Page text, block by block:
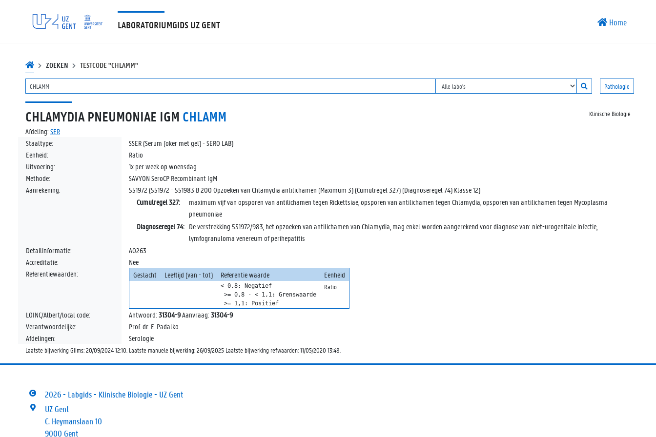
LABORATORIUMGIDS UZ GENT Home
ZOEKEN TESTCODE "CHLAMM"
Pathologie
CHLAMYDIA PNEUMONIAE IGM CHLAMM Klinische Biologie
Afdeling: SER
Staaltype:
SSER (Serum (oker met gel) - SERO LAB)
Eenheid:
Ratio
Uitvoering:
1x per week op woensdag
Methode:
SAVYON SeroCP Recombinant IgM
Aanrekening:
551972 (551972 - 551983 B 200 Opzoeken van Chlamydia antilichamen (Maximum 3) (Cumulregel 327) (Diagnoseregel 74) Klasse 12)
Cumulregel 327:
maximum vijf van opsporen van antilichamen tegen Rickettsiae, opsporen van antilichamen tegen Chlamydia, opsporen van antilichamen tegen Mycoplasma
pneumoniae
Diagnoseregel 74: De verstrekking 551972/983, het opzoeken van antilichamen van Chlamydia, mag enkel worden aangerekend voor diagnose van: niet-urogenitale infectie,
lymfogranuloma venereum of perihepatitis
Detailinformatie:
A0263
Accreditatie:
Nee
Referentiewaarden:
Geslacht Leeftijd (van - tot) Referentie waarde Eenheid
< 0,8: Negatief
>= 0,8 - < 1,1: Grenswaarde
>= 1,1: Positief
Ratio
LOINC/Albert/local code: Antwoord: 31304-9Aanvraag: 31304-9
Verantwoordelijke:
Prof. dr. E. Padalko
Afdelingen:
Serologie
Laatste bijwerking Glims: 20/09/2024 12:10. Laatste manuele bijwerking: 26/09/2025 Laatste bijwerking refwaarden: 11/05/2020 13:48.
2026 - Labgids - Klinische Biologie - UZ Gent
UZ Gent
C. Heymanslaan 10
9000 Gent